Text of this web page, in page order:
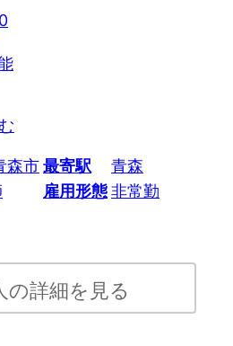
森市最寄駅
青森
雇用形態非常勤
の詳細を見る